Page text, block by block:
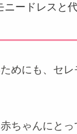
ニードレスと
めにも、セ
ちゃんにと